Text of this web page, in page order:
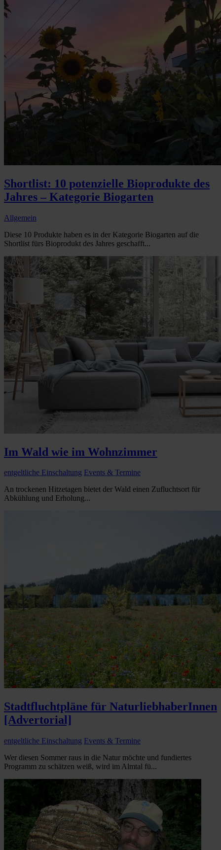
Shortlist: 10 potenzielle Bioprodukte des
Jahres – Kategorie Biogarten
Allgemein
Diese 10 Produkte haben es in der Kategorie Biogarten auf die
Shortlist fürs Bioprodukt des Jahres geschafft...
Im Wald wie im Wohnzimmer
entgeltliche Einschaltung Events & Termine
An trockenen Hitzetagen bietet der Wald einen Zufluchtsort für
Abkühlung und Erholung...
Stadtfluchtpläne für NaturliebhaberInnen
[Advertorial]
entgeltliche Einschaltung Events & Termine
Wer diesen Sommer raus in die Natur möchte und fundiertes
Programm zu schätzen weiß, wird im Almtal fü...